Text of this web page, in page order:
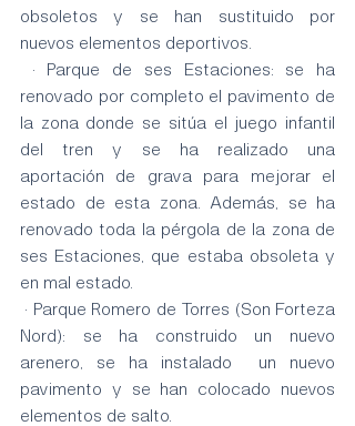
obsoletos y se han sustituido por
nuevos elementos deportivos.
renovado por completo el pavimento de
la zona donde se sitúa el juego infantil
del tren y se ha realizado una
aportación de grava para mejorar el
estado de esta zona. Además, se ha
renovado toda la pérgola de la zona de
ses Estaciones, que estaba obsoleta y
en mal estado.
Nord): se ha construido un nuevo
arenero, se ha instalado  un nuevo
pavimento y se han colocado nuevos
elementos de salto.